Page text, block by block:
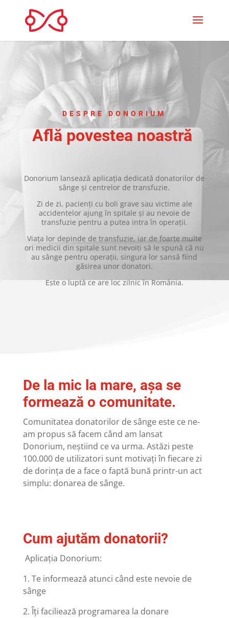
DESPRE DONORIUM
Află povestea noastră
Donorium lansează aplicația dedicată donatorilor de
sânge și centrelor de transfuzie.
Zi de zi, pacienți cu boli grave sau victime ale
accidentelor ajung în spitale și au nevoie de
transfuzie pentru a putea intra în operații.
Viața lor depinde de transfuzie, iar de foarte multe
ori medicii din spitale sunt nevoiți să le spună că nu
au sânge pentru operații, singura lor sansă fiind
găsirea unor donatori.
Este o luptă ce are loc zilnic în România.
De la mic la mare, așa se
formează o comunitate.
Comunitatea donatorilor de sânge este ce ne-
am propus să facem când am lansat
Donorium, neștiind ce va urma. Astăzi peste
100.000 de utilizatori sunt motivați în fiecare zi
de dorința de a face o faptă bună printr-un act
simplu: donarea de sânge.
Cum ajutăm donatorii?
Aplicația Donorium:
1. Te informează atunci când este nevoie de
sânge
2. Îți faciliează programarea la donare